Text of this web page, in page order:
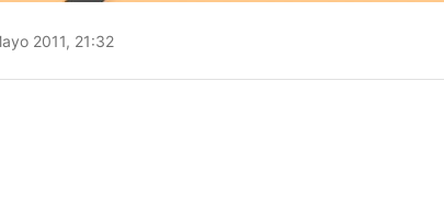
2011, 21:32